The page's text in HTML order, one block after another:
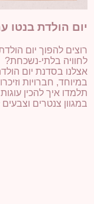
יום הולדת בנטו
רוצים להפוך יום
לחוויה בלתי-נשכחת?
אצלנו בסדנת יום
במיוחד, חברויות
תלמדו איך להכין
במגוון צנטרים